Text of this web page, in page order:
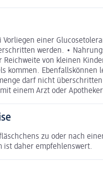
Vorliegen einer
werden. •
Reichweite von kleinen
kommen.
darf nicht
einem Arzt oder
zu oder nach
ist daher empfehlenswert.